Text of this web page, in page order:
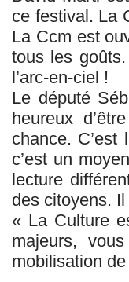
ce festival. La
La Ccm est
tous les
l’arc-en-ciel !
Le député
heureux
chance. C’est
c’est un
lecture
des citoyens.
« La Culture
majeurs,
mobilisation